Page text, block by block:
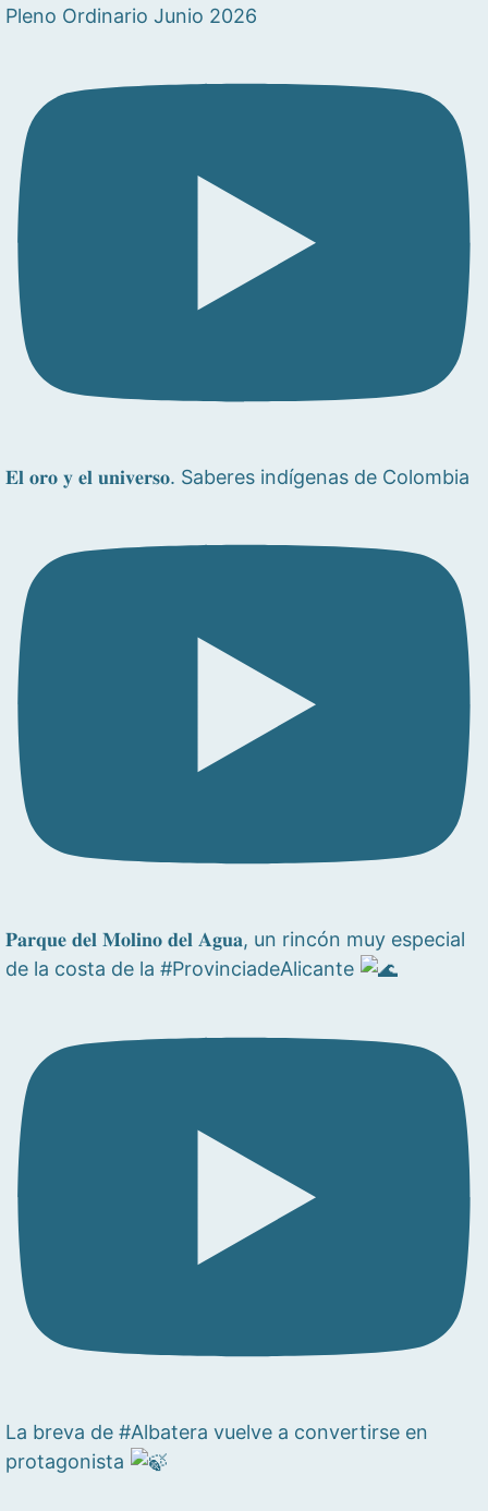
Pleno Ordinario Junio 2026
𝐄𝐥 𝐨𝐫𝐨 𝐲 𝐞𝐥 𝐮𝐧𝐢𝐯𝐞𝐫𝐬𝐨. Saberes indígenas de Colombia
𝐏𝐚𝐫𝐪𝐮𝐞 𝐝𝐞𝐥 𝐌𝐨𝐥𝐢𝐧𝐨 𝐝𝐞𝐥 𝐀𝐠𝐮𝐚, un rincón muy especial
de la costa de la #ProvinciadeAlicante
La breva de #Albatera vuelve a convertirse en
protagonista